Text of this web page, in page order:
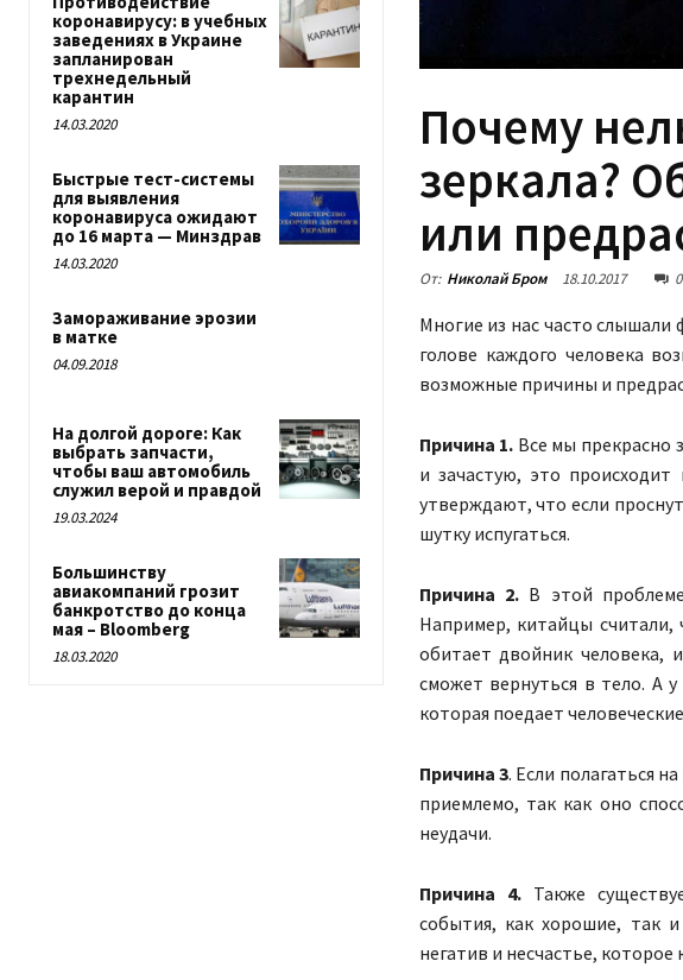
коронавирусу: в учебных
заведениях в Украине
запланирован
трехнедельный
карантин
14.03.2020
Быстрые тест-системы
для выявления
коронавируса ожидают
до 16 марта — Минздрав
14.03.2020
Замораживание эрозии
в матке
04.09.2018
На долгой дороге: Как
выбрать запчасти,
чтобы ваш автомобиль
служил верой и правдой
19.03.2024
Большинству
авиакомпаний грозит
банкротство до конца
мая – Bloomberg
18.03.2020
Почему
зеркала?
или
От: Николай Бром 18.10.2017 0
Многие из нас часто слышали
голове каждого человека
возможные причины и
Причина 1. Все мы прекрасно
и зачастую, это
утверждают, что если
шутку испугаться.
Причина 2. В этой
Например, китайцы
обитает двойник человека,
сможет вернуться в тело. А у
которая поедает
Причина 3. Если полагаться
приемлемо, так как оно
неудачи.
Причина 4.Также
события, как хорошие, так
негатив и несчастье, которое